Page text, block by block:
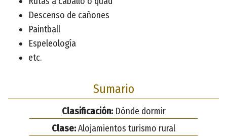
Descenso de cañones
Paintball
Espeleología
etc.
Sumario
Clasificación:Dónde dormir
Clase:Alojamientos turismo rural